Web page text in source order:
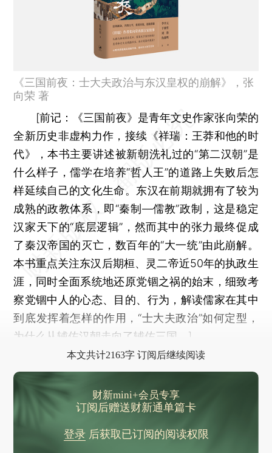
《三国前夜：士大夫政治与东汉皇权的崩解》，张
向荣 著
[前记：
《三国前夜》是青年文史作家张向荣的
全新历史非虚构力作，接续《祥瑞：王莽和他的时
代》，本书主要讲述被新朝洗礼过的“第二汉朝”是
什么样子，儒学在培养“哲人王”的道路上失败后怎
样延续自己的文化生命。东汉在前期就拥有了较为
成熟的政教体系，即“秦制—儒教”政制，这是稳定
汉家天下的“底层逻辑”，然而其中的张力最终促成
了秦汉帝国的灭亡，数百年的“大一统”由此崩解。
本书重点关注东汉后期桓、灵二帝近50年的执政生
涯，同时全面系统地还原党锢之祸的始末，细致考
察党锢中人的心态、目的、行为，解读儒家在其中
到底发挥着怎样的作用，“士大夫政治”如何定型，
为什么从辅佐汉朝走向了辅佐三国。]
本文共计2163字 订阅后继续阅读
财新mini+会员专享
订阅后赠送财新通单篇卡
登录后获取已订阅的阅读权限